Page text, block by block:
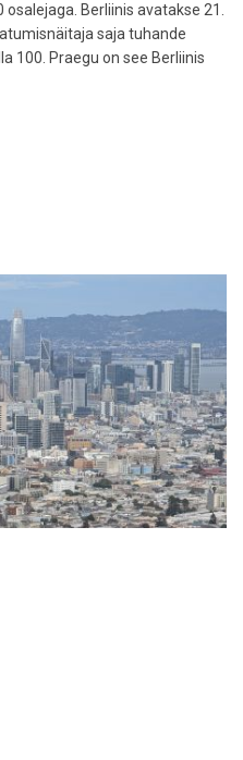
Berliinis avatakse 21.
saja tuhande
100. Praegu on see Berliinis